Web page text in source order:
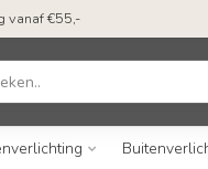
vanaf €55,-